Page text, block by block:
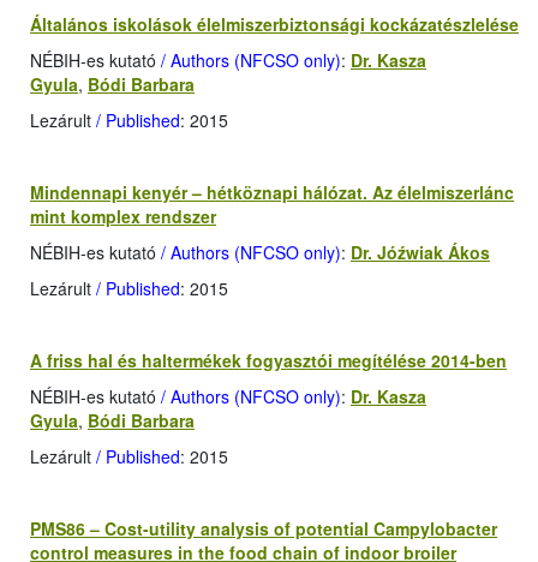
Általános iskolások élelmiszerbiztonsági kockázatészlelése
NÉBIH-es kutató / Authors (NFCSO only): Dr. Kasza
Gyula, Bódi Barbara
Lezárult / Published: 2015
Mindennapi kenyér – hétköznapi hálózat. Az élelmiszerlánc
mint komplex rendszer
NÉBIH-es kutató / Authors (NFCSO only): Dr. Jóźwiak Ákos
Lezárult / Published: 2015
A friss hal és haltermékek fogyasztói megítélése 2014-ben
NÉBIH-es kutató / Authors (NFCSO only): Dr. Kasza
Gyula, Bódi Barbara
Lezárult / Published: 2015
PMS86 – Cost-utility analysis of potential Campylobacter
control measures in the food chain of indoor broiler